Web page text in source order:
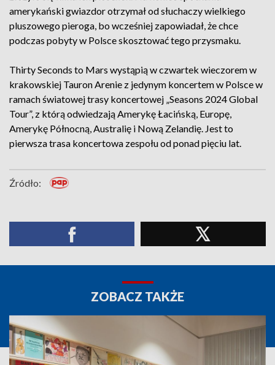
amerykański gwiazdor otrzymał od słuchaczy wielkiego
pluszowego pieroga, bo wcześniej zapowiadał, że chce
podczas pobyty w Polsce skosztować tego przysmaku.
Thirty Seconds to Mars wystąpią w czwartek wieczorem w
krakowskiej Tauron Arenie z jedynym koncertem w Polsce w
ramach światowej trasy koncertowej „Seasons 2024 Global
Tour”, z którą odwiedzają Amerykę Łacińską, Europę,
Amerykę Północną, Australię i Nową Zelandię. Jest to
pierwsza trasa koncertowa zespołu od ponad pięciu lat.
Źródło:
ZOBACZ TAKŻE